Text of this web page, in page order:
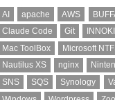
AI apache AWS
Claude Code
Git
Mac ToolBox
Microsoft
Nautilus XS
nginx
SNS
SQS Synology